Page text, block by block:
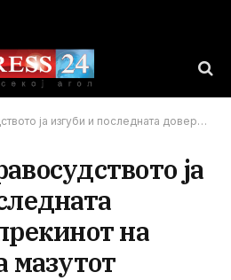
и последната доверба по прекинот на истрагата за мазутот
ја
на
мазутот